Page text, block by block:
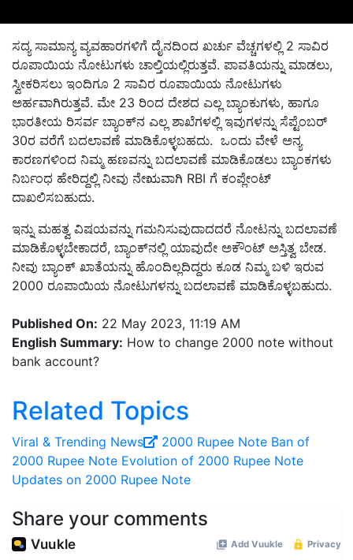
ಸದ್ಯ ಸಾಮಾನ್ಯ ವ್ಯವಹಾರಗಳಿಗೆ ದೈನದಿಂದ ಖರ್ಚು ವೆಚ್ಚಗಳಲ್ಲಿ 2 ಸಾವಿರ
ರೂಪಾಯಿಯ ನೋಟುಗಳು ಚಾಲ್ತಿಯಲ್ಲಿರುತ್ತವೆ. ಪಾವತಿಯನ್ನು ಮಾಡಲು,
ಸ್ವೀಕರಿಸಲು ಇಂದಿಗೂ 2 ಸಾವಿರ ರೂಪಾಯಿಯ ನೋಟುಗಳು
ಅರ್ಹವಾಗಿರುತ್ತವೆ. ಮೇ 23 ರಿಂದ ದೇಶದ ಎಲ್ಲ ಬ್ಯಾಂಕುಗಳು, ಹಾಗೂ
ಭಾರತೀಯ ರಿಸರ್ವ ಬ್ಯಾಂಕ್‌ನ ಎಲ್ಲ ಶಾಖೆಗಳಲ್ಲಿ ಇವುಗಳನ್ನು ಸೆಪ್ಟೆಂಬರ್‌
30ರ ವರೆಗೆ ಬದಲಾವಣೆ ಮಾಡಿಕೊಳ್ಳಬಹದು. ಒಂದು ವೇಳೆ ಅನ್ಯ
ಕಾರಣಗಳಿಂದ ನಿಮ್ಮ ಹಣವನ್ನು ಬದಲಾವಣೆ ಮಾಡಿಕೊಡಲು ಬ್ಯಾಂಕಗಳು
ನಿರ್ಬಂಧ ಹೇರಿದ್ದಲ್ಲಿ ನೀವು ನೇಋವಾಗಿ RBI ಗೆ ಕಂಪ್ಲೇಂಟ್‌
ದಾಖಲಿಸಬಹುದು.
ಇನ್ನು ಮಹತ್ವ ವಿಷಯವನ್ನು ಗಮನಿಸುವುದಾದದರೆ ನೋಟನ್ನು ಬದಲಾವಣೆ
ಮಾಡಿಕೊಳ್ಳಬೇಕಾದರೆ, ಬ್ಯಾಂಕ್‌ನಲ್ಲಿ ಯಾವುದೇ ಅಕೌಂಟ್‌ ಅಸ್ತಿತ್ವ ಬೇಡ.
ನೀವು ಬ್ಯಾಂಕ್‌ ಖಾತೆಯನ್ನು ಹೊಂದಿಲ್ಲದಿದ್ದರು ಕೂಡ ನಿಮ್ಮ ಬಳಿ ಇರುವ
2000 ರೂಪಾಯಿಯ ನೋಟುಗಳನ್ನು ಬದಲಾವಣೆ ಮಾಡಿಕೊಳ್ಳಬಹುದು.
Published On: 22 May 2023, 11:19 AM
English Summary: How to change 2000 note without
bank account?
Related Topics
Viral ‍& Trending News 2000 Rupee Note Ban of
2000 Rupee Note Evolution of 2000 Rupee Note
Updates on 2000 Rupee Note
Share your comments